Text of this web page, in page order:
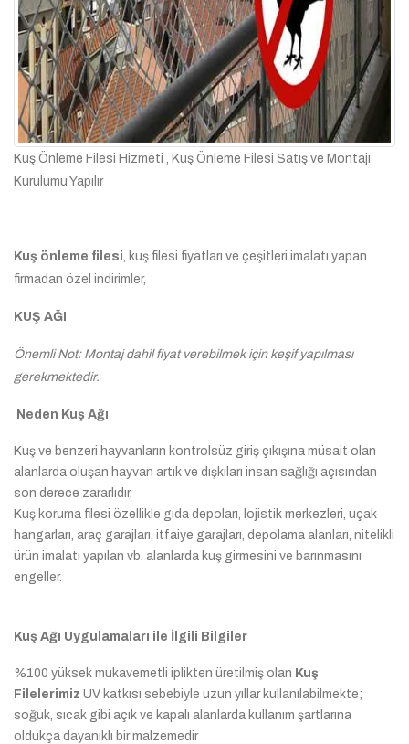
Kuş Önleme Filesi Hizmeti , Kuş Önleme Filesi Satış ve Montajı
Kurulumu Yapılır
Kuş önleme filesi , kuş filesi fiyatları ve çeşitleri imalatı yapan
firmadan özel indirimler,
KUŞ AĞI
Önemli Not: Montaj dahil fiyat verebilmek için keşif yapılması
gerekmektedir.
Neden Kuş Ağı
Kuş ve benzeri hayvanların kontrolsüz giriş çıkışına müsait olan
alanlarda oluşan hayvan artık ve dışkıları insan sağlığı açısından
son derece zararlıdır.
Kuş koruma filesi özellikle gıda depoları, lojistik merkezleri, uçak
hangarları, araç garajları, itfaiye garajları, depolama alanları, nitelikli
ürün imalatı yapılan vb. alanlarda kuş girmesini ve barınmasını
engeller.
Kuş Ağı Uygulamaları ile İlgili Bilgiler
%100 yüksek mukavemetli iplikten üretilmiş olan Kuş
Filelerimiz UV katkısı sebebiyle uzun yıllar kullanılabilmekte;
soğuk, sıcak gibi açık ve kapalı alanlarda kullanım şartlarına
oldukça dayanıklı bir malzemedir